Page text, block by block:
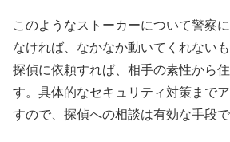
このようなストーカーについて警察
なければ、なかなか動いてくれない
探偵に依頼すれば、相手の素性から
す。具体的なセキュリティ対策まで
すので、探偵への相談は有効な手段で